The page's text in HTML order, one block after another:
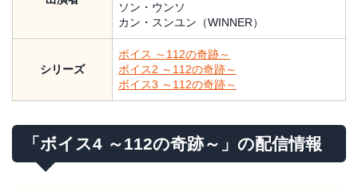
ソン・ウンソ
カン・スンユン（WINNER）
シリーズ
ボイス ～112の奇跡～
ボイス2 ～112の奇跡～
ボイス3 ～112の奇跡～
「ボイス4 ～112の奇跡～」の配信情報